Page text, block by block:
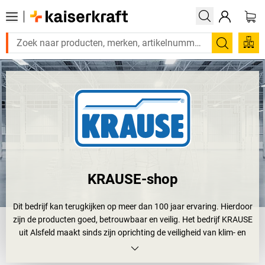
Zoeken
KRAUSE-shop
Dit bedrijf kan terugkijken op meer dan 100 jaar ervaring. Hierdoor
zijn de producten goed, betrouwbaar en veilig. Het bedrijf KRAUSE
uit Alsfeld maakt sinds zijn oprichting de veiligheid van klim- en
steigersystemen tot een speerpunt. Met de klimhulpen van